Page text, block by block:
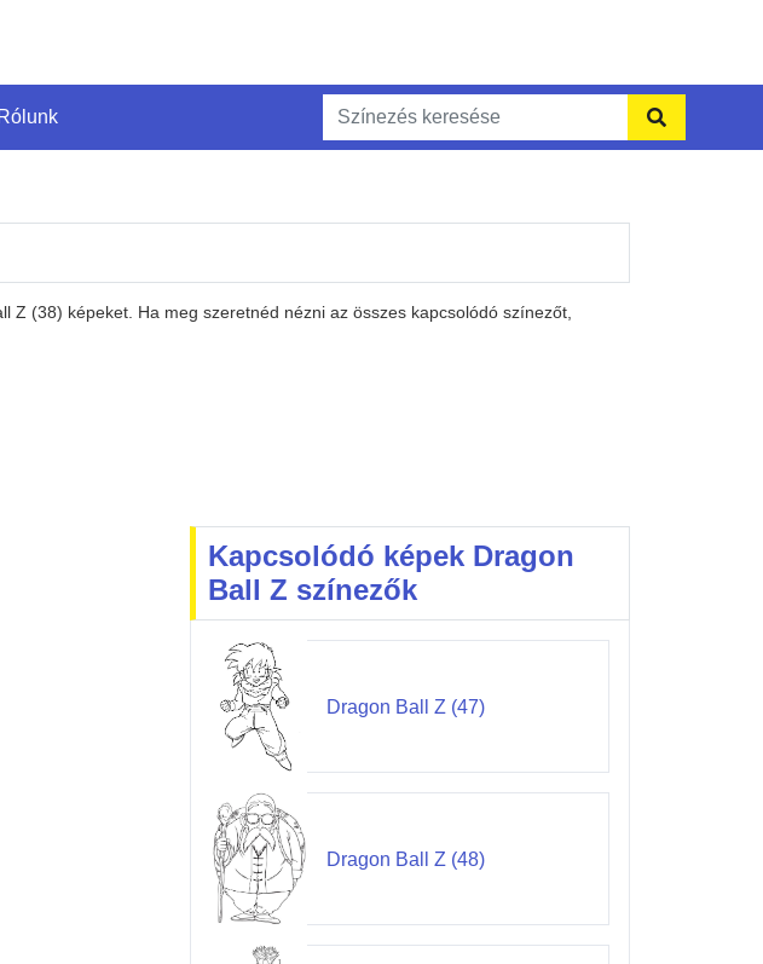
Rólunk
Z (38) képeket. Ha meg szeretnéd nézni az összes kapcsolódó színezőt,
Kapcsolódó képek Dragon
Ball Z színezők
Dragon Ball Z (47)
Dragon Ball Z (48)